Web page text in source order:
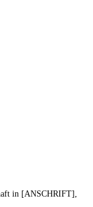
in [ANSCHRIFT],